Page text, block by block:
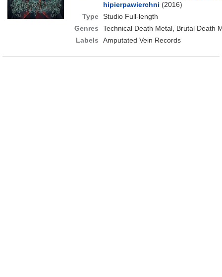
hipierpawierchni (2016)
Type Studio Full-length
Genres
Technical Death Metal, Brutal Death
Labels
Amputated Vein Records